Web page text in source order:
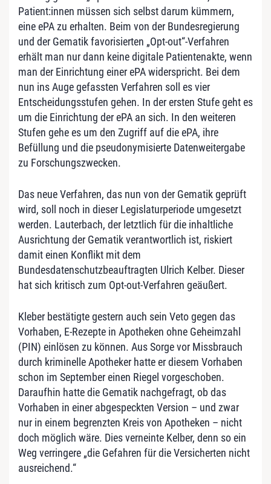
Patient:innen müssen sich selbst darum kümmern,
eine ePA zu erhalten. Beim von der Bundesregierung
und der Gematik favorisierten „Opt-out“-Verfahren
erhält man nur dann keine digitale Patientenakte, wenn
man der Einrichtung einer ePA widerspricht. Bei dem
nun ins Auge gefassten Verfahren soll es vier
Entscheidungsstufen gehen. In der ersten Stufe geht es
um die Einrichtung der ePA an sich. In den weiteren
Stufen gehe es um den Zugriff auf die ePA, ihre
Befüllung und die pseudonymisierte Datenweitergabe
zu Forschungszwecken.
Das neue Verfahren, das nun von der Gematik geprüft
wird, soll noch in dieser Legislaturperiode umgesetzt
werden. Lauterbach, der letztlich für die inhaltliche
Ausrichtung der Gematik verantwortlich ist, riskiert
damit einen Konflikt mit dem
Bundesdatenschutzbeauftragten Ulrich Kelber. Dieser
hat sich kritisch zum Opt-out-Verfahren geäußert.
Kleber bestätigte gestern auch sein Veto gegen das
Vorhaben, E-Rezepte in Apotheken ohne Geheimzahl
(PIN) einlösen zu können. Aus Sorge vor Missbrauch
durch kriminelle Apotheker hatte er diesem Vorhaben
schon im September einen Riegel vorgeschoben.
Daraufhin hatte die Gematik nachgefragt, ob das
Vorhaben in einer abgespeckten Version – und zwar
nur in einem begrenzten Kreis von Apotheken – nicht
doch möglich wäre. Dies verneinte Kelber, denn so ein
Weg verringere „die Gefahren für die Versicherten nicht
ausreichend.“